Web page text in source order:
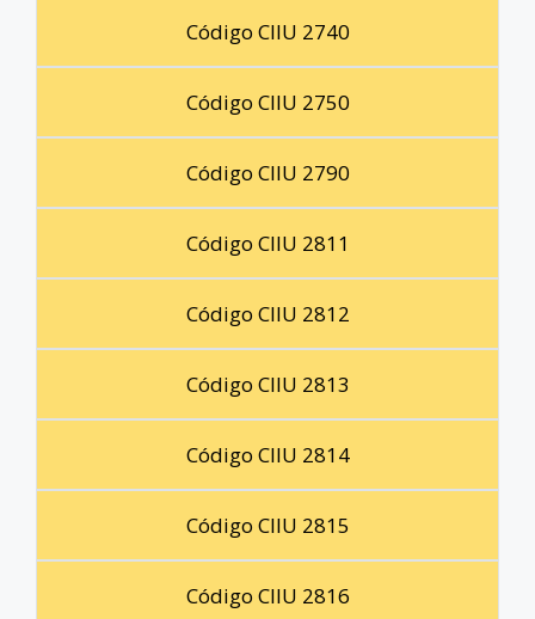
Código CIIU 2740
Código CIIU 2750
Código CIIU 2790
Código CIIU 2811
Código CIIU 2812
Código CIIU 2813
Código CIIU 2814
Código CIIU 2815
Código CIIU 2816